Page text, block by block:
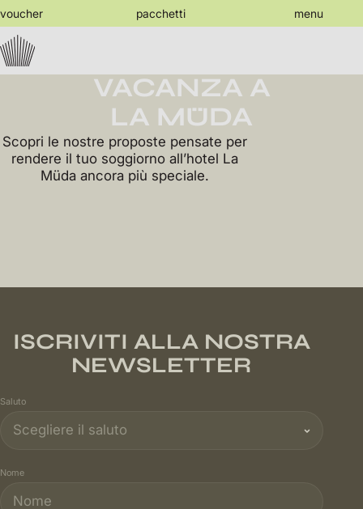
to
content
voucher pacchetti menu
PACCHETTI
VACANZA A
LA MÜDA
Scopri le nostre proposte pensate per
rendere il tuo soggiorno all’hotel La
Müda ancora più speciale.
ISCRIVITI ALLA NOSTRA
NEWSLETTER
Saluto
Nome